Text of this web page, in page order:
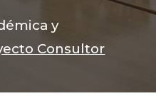
y
Consultor